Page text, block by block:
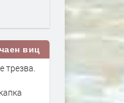
Цената на дизела е
над 17% за месец. И
продължава да расте
преди 4 дни
виц
трезва.